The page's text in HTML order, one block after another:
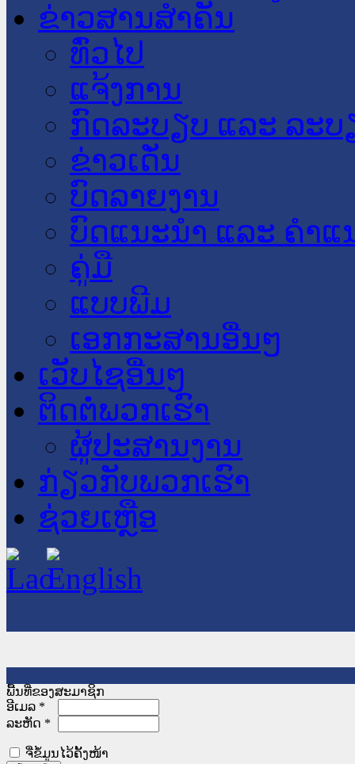
ຂ່າວສານສໍາຄັນ
​ທົ່ວ​ໄປ
ແຈ້ງການ
ກົດລະບຽບ ແລະ ລະບ
ຂ່າວເດັ່ນ
ບົດລາຍງານ
ບົດແນະນໍາ ແລະ ຄໍາແ
ຄູ່ມື
ແບບພີມ
ເອກກະສານອື່ນໆ
ເວັບໄຊອື່ນໆ
ຕິດຕໍ່ພວກເຮົາ
ຜູ້ປະສານງານ
ກ່ຽວກັບພວກເຮົາ
ຊ່ວຍເຫຼືອ
ພື້ນທີ່ຂອງສະມາຊິກ
ອີເມລ *
ລະຫັດ *
ຈື່ຂໍ້ມູນໄວ້ຄັ້ງໜ້າ